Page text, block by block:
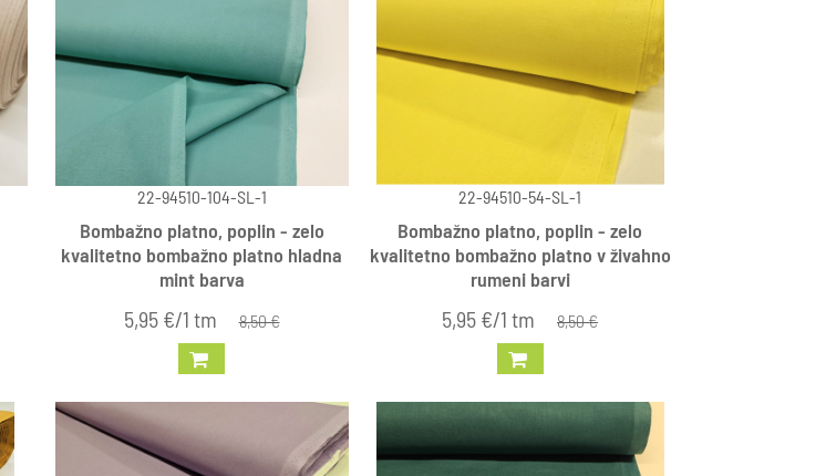
22-94510-104-SL-1
Bombažno platno, poplin - zelo
kvalitetno bombažno platno hladna
mint barva
5,95 €/1 tm 8,50 €
22-94510-54-SL-1
Bombažno platno, poplin - zelo
kvalitetno bombažno platno v živahno
rumeni barvi
5,95 €/1 tm 8,50 €